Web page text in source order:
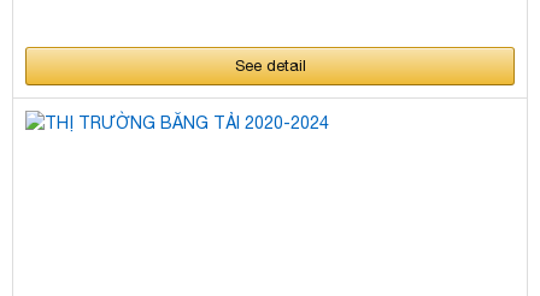
See detail